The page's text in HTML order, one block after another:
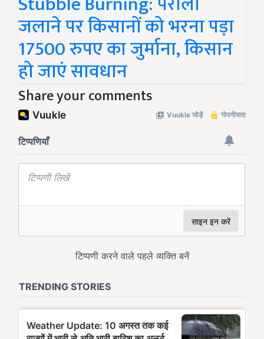
जलाने पर किसानों को भरना पड़ा
17500 रुपए का जुर्माना, किसान
हो जाएं सावधान
Share your comments